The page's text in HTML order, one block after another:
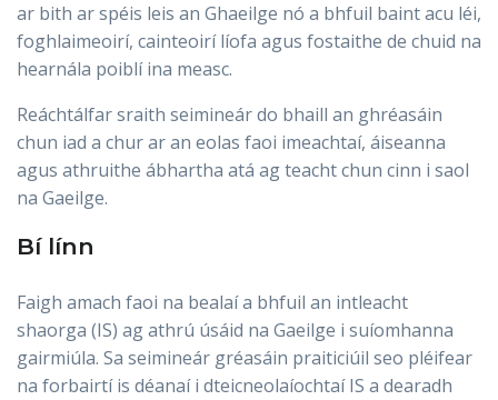
ar bith ar spéis leis an Ghaeilge nó a bhfuil baint acu léi,
foghlaimeoirí, cainteoirí líofa agus fostaithe de chuid na
hearnála poiblí ina measc.
Reáchtálfar sraith seimineár do bhaill an ghréasáin
chun iad a chur ar an eolas faoi imeachtaí, áiseanna
agus athruithe ábhartha atá ag teacht chun cinn i saol
na Gaeilge.
Bí línn
Faigh amach faoi na bealaí a bhfuil an intleacht
shaorga (IS) ag athrú úsáid na Gaeilge i suíomhanna
gairmiúla. Sa seimineár gréasáin praiticiúil seo pléifear
na forbairtí is déanaí i dteicneolaíochtaí IS a dearadh